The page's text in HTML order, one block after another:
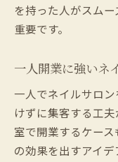
を持った人がスム
重要です。
一人開業に強いネ
一人でネイルサロ
けずに集客する工
室で開業するケー
の効果を出すアイデ